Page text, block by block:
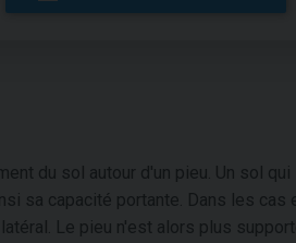
du sol autour d'un pieu. Un sol
sa capacité portante. Dans les cas
Le pieu n'est alors plus